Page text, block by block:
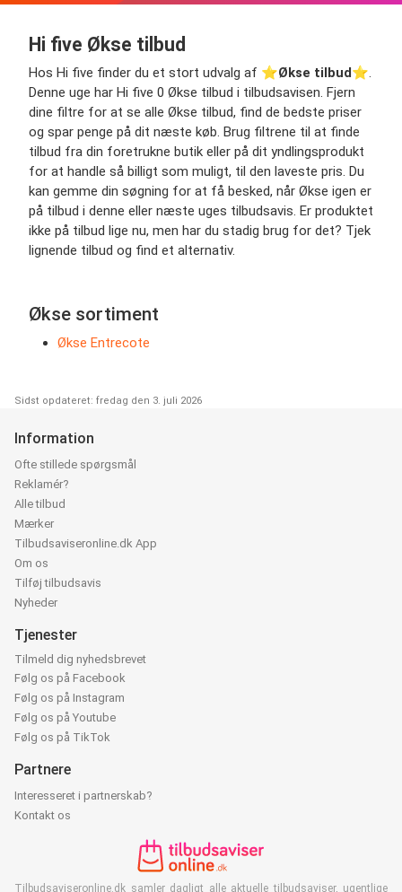
Hi five Økse tilbud
Hos Hi five finder du et stort udvalg af ⭐️Økse tilbud⭐️.
Denne uge har Hi five 0 Økse tilbud i tilbudsavisen. Fjern
dine filtre for at se alle Økse tilbud, find de bedste priser
og spar penge på dit næste køb. Brug filtrene til at finde
tilbud fra din foretrukne butik eller på dit yndlingsprodukt
for at handle så billigt som muligt, til den laveste pris. Du
kan gemme din søgning for at få besked, når Økse igen er
på tilbud i denne eller næste uges tilbudsavis. Er produktet
ikke på tilbud lige nu, men har du stadig brug for det? Tjek
lignende tilbud og find et alternativ.
Økse sortiment
Økse Entrecote
Sidst opdateret: fredag den 3. juli 2026
Information
Ofte stillede spørgsmål
Reklamér?
Alle tilbud
Mærker
Tilbudsaviseronline.dk App
Om os
Tilføj tilbudsavis
Nyheder
Tjenester
Tilmeld dig nyhedsbrevet
Følg os på Facebook
Følg os på Instagram
Følg os på Youtube
Følg os på TikTok
Partnere
Interesseret i partnerskab?
Kontakt os
Tilbudsaviseronline.dk samler dagligt alle aktuelle tilbudsaviser, ugentlige